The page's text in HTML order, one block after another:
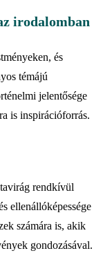
irodalomban
és
témájú
jelentősége
is inspirációforrás.
rendkívül
ellenállóképessége
számára is, akik
gondozásával.